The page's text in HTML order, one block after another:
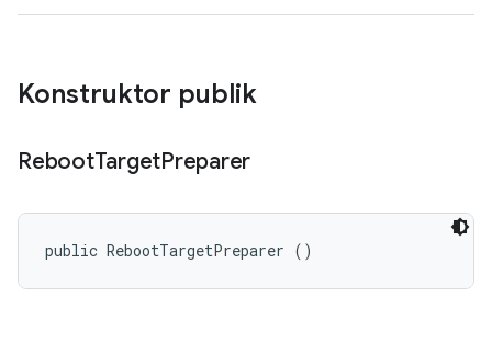
Konstruktor publik
RebootTargetPreparer
public RebootTargetPreparer ()